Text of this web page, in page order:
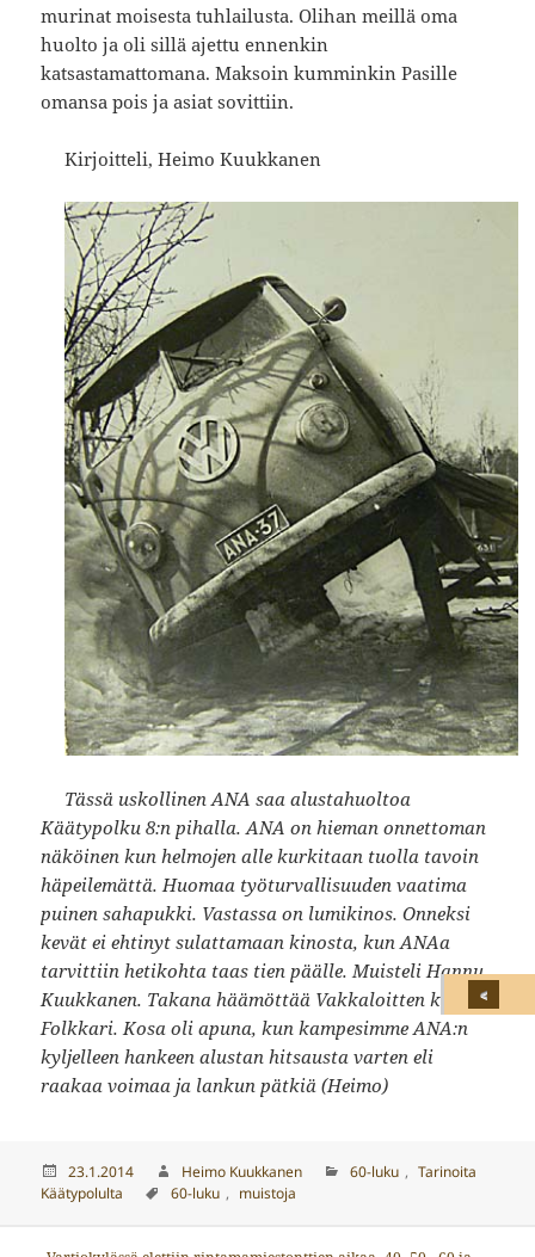
murinat moisesta tuhlailusta. Olihan meillä oma
huolto ja oli sillä ajettu ennenkin
katsastamattomana. Maksoin kumminkin Pasille
omansa pois ja asiat sovittiin.
Kirjoitteli, Heimo Kuukkanen
Tässä uskollinen ANA saa alustahuoltoa
Käätypolku 8:n pihalla. ANA on hieman onnettoman
näköinen kun helmojen alle kurkitaan tuolla tavoin
häpeilemättä. Huomaa työturvallisuuden vaatima
puinen sahapukki. Vastassa on lumikinos. Onneksi
kevät ei ehtinyt sulattamaan kinosta, kun ANAa
tarvittiin hetikohta taas tien päälle. Muisteli Hannu
Kuukkanen. Takana häämöttää Vakkaloitten kupla-
Folkkari. Kosa oli apuna, kun kampesimme ANA:n
kyljelleen hankeen alustan hitsausta varten eli
raakaa voimaa ja lankun pätkiä (Heimo)
Julkaistu
23.1.2014 Kirjoittaja
Heimo Kuukkanen Kategoriat
60-luku , Tarinoita
Käätypolulta
Avainsanat
60-luku , muistoja